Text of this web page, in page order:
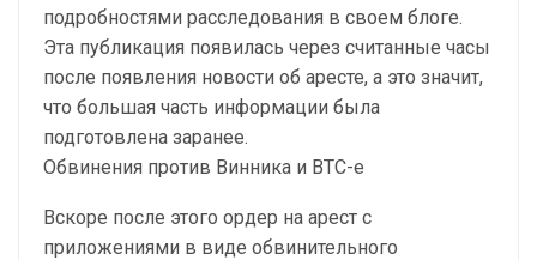
подробностями расследования в своем блоге.
Эта публикация появилась через считанные часы
после появления новости об аресте, а это значит,
что большая часть информации была
подготовлена заранее.
Обвинения против Винника и BTC-e
Вскоре после этого ордер на арест с
приложениями в виде обвинительного